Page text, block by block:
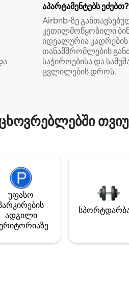
აპარტამენტებს ეძებთ?
Airbnb‑ზე
კეთილმოწყობილი
იდეალურია
თანამშრომლების
საჭიროებისა და
ცვლილების დროს.
უფასო
ადგილი